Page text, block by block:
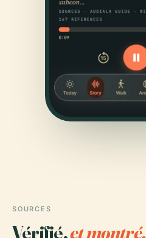
SOURCES
Vérifié,et montré.